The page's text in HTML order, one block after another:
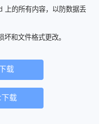
的所有内容，以防数据丢
和文件格式更改。
载
载